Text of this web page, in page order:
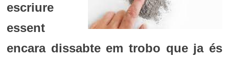
escriure
essent
encara dissabte em trobo que ja és